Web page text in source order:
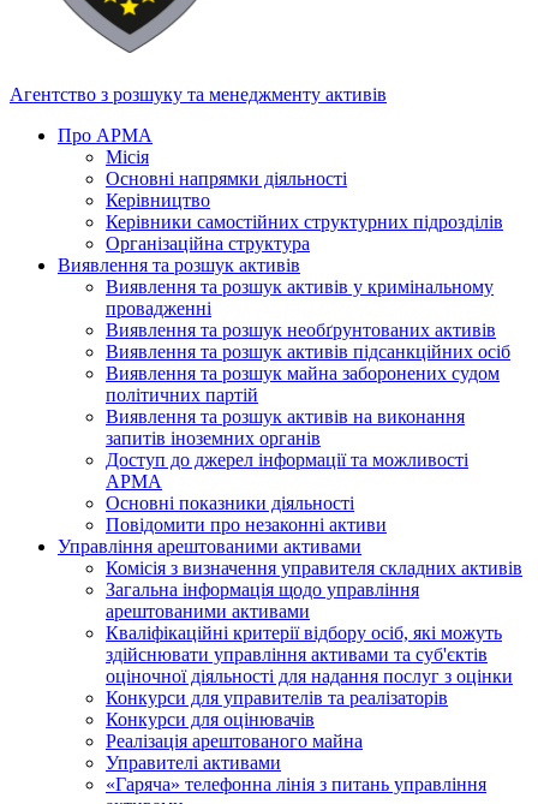
Агентство з розшуку та менеджменту активів
Про АРМА
Місія
Основні напрямки діяльності
Керівництво
Керівники самостійних структурних підрозділів
Організаційна структура
Виявлення та розшук активів
Виявлення та розшук активів у кримінальному
провадженні
Виявлення та розшук необґрунтованих активів
Виявлення та розшук активів підсанкційних осіб
Виявлення та розшук майна заборонених судом
політичних партій
Виявлення та розшук активів на виконання
запитів іноземних органів
Доступ до джерел інформації та можливості
АРМА
Основні показники діяльності
Повідомити про незаконні активи
Управління арештованими активами
Комісія з визначення управителя складних активів
Загальна інформація щодо управління
арештованими активами
Кваліфікаційні критерії відбору осіб, які можуть
здiйснювати управління активами та суб'єктів
оціночної діяльності для надання послуг з оцінки
Конкурси для управителів та реалізаторів
Конкурси для оцінювачів
Реалізація арештованого майна
Управителі активами
«Гаряча» телефонна лінія з питань управління